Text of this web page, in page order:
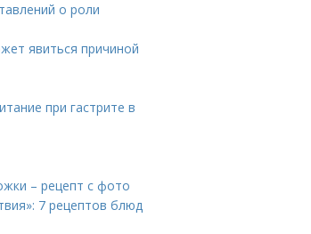
о роли
явиться причиной
при гастрите в
– рецепт с фото
7 рецептов блюд